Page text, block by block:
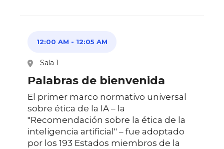
12:00 AM - 12:05 AM
Sala 1
Palabras de bienvenida
El primer marco normativo universal
sobre ética de la IA – la
"Recomendación sobre la ética de la
inteligencia artificial" – fue adoptado
por los 193 Estados miembros de la